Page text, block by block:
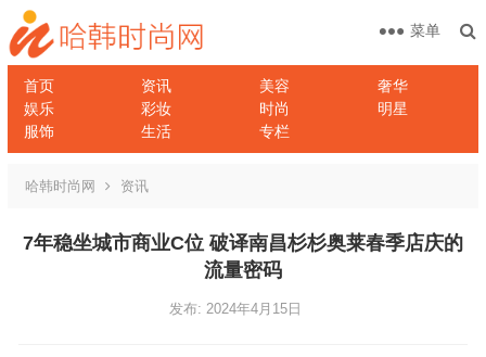
首页 资讯 美容
奢华
娱乐
彩妆 时尚
明星
服饰
生活 专栏
菜单
哈韩时尚网 资讯
7年稳坐城市商业C位 破译南昌杉杉奥莱春季店庆的
流量密码
发布: 2024年4月15日